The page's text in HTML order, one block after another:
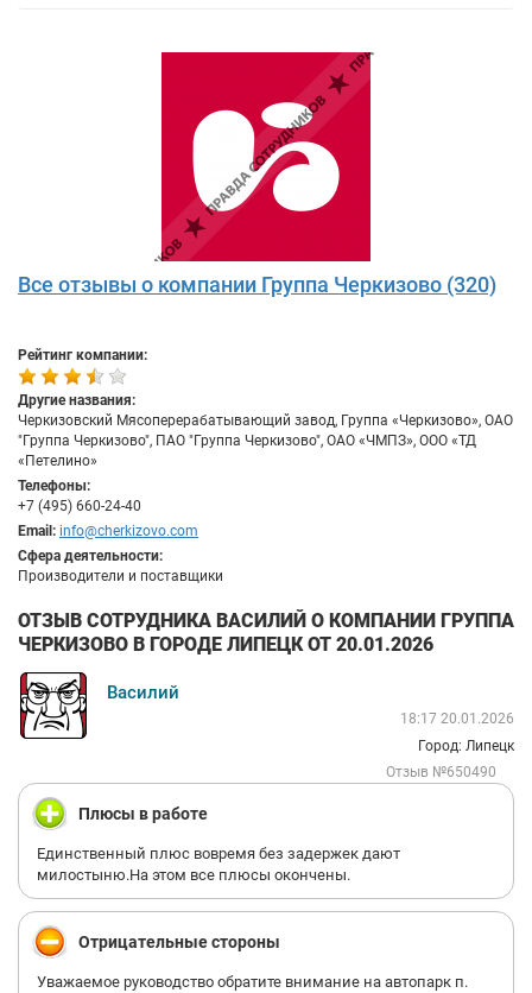
Все отзывы о компании Группа Черкизово (320)
Рейтинг компании:
Другие названия:
Черкизовский Мясоперерабатывающий завод, Группа «Черкизово», ОАО
"Группа Черкизово", ПАО "Группа Черкизово", ОАО «ЧМПЗ», ООО «ТД
«Петелино»
Телефоны:
+7 (495) 660-24-40
Email: info@cherkizovo.com
Сфера деятельности:
Производители и поставщики
ОТЗЫВ СОТРУДНИКА ВАСИЛИЙ О КОМПАНИИ ГРУППА
ЧЕРКИЗОВО В ГОРОДЕ ЛИПЕЦК ОТ 20.01.2026
Василий
18:17 20.01.2026
Город: Липецк
Отзыв №650490
Плюсы в работе
Единственный плюс вовремя без задержек дают
милостыню.На этом все плюсы окончены.
Отрицательные стороны
Уважаемое руководство обратите внимание на автопарк п.